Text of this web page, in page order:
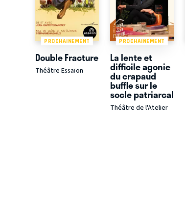
PROCHAINEMENT
Double Fracture
Théâtre Essaïon
PROCHAINEMENT
La lente et
difficile agonie
du crapaud
buffle sur le
socle patriarcal
Théâtre de l'Atelier